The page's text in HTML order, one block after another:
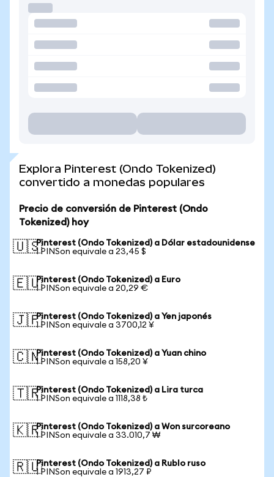
Explora Pinterest (Ondo Tokenized)
convertido a monedas populares
Precio de conversión de Pinterest (Ondo
Tokenized) hoy
🇺🇸Pinterest (Ondo Tokenized) a Dólar estadounidense
1 PINSon equivale a 23,45 $
🇪🇺Pinterest (Ondo Tokenized) a Euro
1 PINSon equivale a 20,29 €
🇯🇵Pinterest (Ondo Tokenized) a Yen japonés
1 PINSon equivale a 3700,12 ¥
🇨🇳Pinterest (Ondo Tokenized) a Yuan chino
1 PINSon equivale a 158,20 ¥
🇹🇷Pinterest (Ondo Tokenized) a Lira turca
1 PINSon equivale a 1118,38 ₺
🇰🇷Pinterest (Ondo Tokenized) a Won surcoreano
1 PINSon equivale a 33.010,7 ₩
🇷🇺Pinterest (Ondo Tokenized) a Rublo ruso
1 PINSon equivale a 1913,27 ₽